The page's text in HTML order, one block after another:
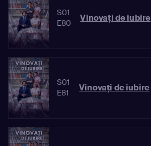
S01
E80
Vinovaţi de iubire
S01
E81
Vinovaţi de iubire